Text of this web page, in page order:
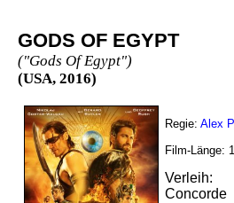
GODS OF EGYPT
("Gods Of Egypt")
(USA, 2016)
Regie: Alex
Film-Länge:
Verleih:
Concorde